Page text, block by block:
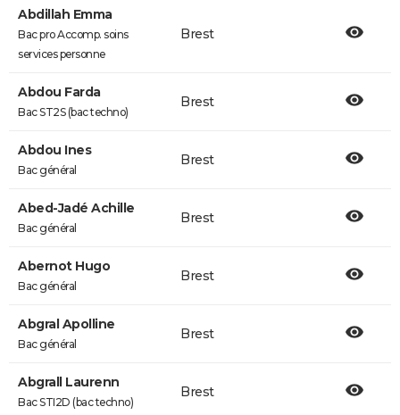
Abdillah Emma
Bac pro Accomp. soins
services personne
Brest
Abdou Farda
Bac ST2S (bac techno)
Brest
Abdou Ines
Bac général
Brest
Abed-Jadé Achille
Bac général
Brest
Abernot Hugo
Bac général
Brest
Abgral Apolline
Bac général
Brest
Abgrall Laurenn
Bac STI2D (bac techno)
Brest